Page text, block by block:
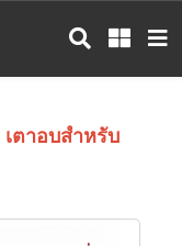
เตาอบสำหรับ